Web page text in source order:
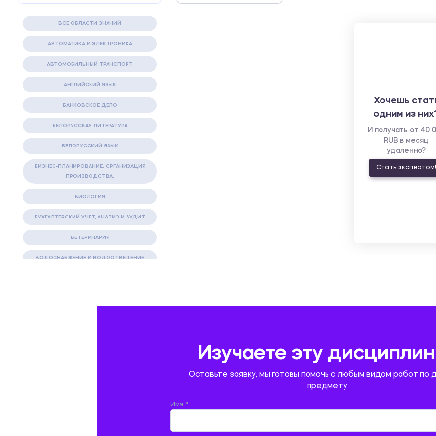
ВСЕ ОБЛАСТИ ЗНАНИЙ
АВТОМАТИКА И ЭЛЕКТРОНИКА
АВТОМОБИЛЬНЫЙ ТРАНСПОРТ
АНГЛИЙСКИЙ ЯЗЫК
БАНКОВСКОЕ ДЕЛО
БЕЛОРУССКАЯ ЛИТЕРАТУРА
БЕЛОРУССКИЙ ЯЗЫК
БИЗНЕС-ПЛАНИРОВАНИЕ. ОРГАНИЗАЦИЯ
ПРОИЗВОДСТВА.
БИОЛОГИЯ
БУХГАЛТЕРСКИЙ УЧЕТ, АНАЛИЗ И АУДИТ
ВЕТЕРИНАРИЯ
ВОДОСНАБЖЕНИЕ И ВОДООТВЕДЕНИЕ
Хочешь
одним из
И получать от 40
RUB в месяц
удаленно?
Стать экспертом!
Изучаете эту
Оставьте заявку, мы готовы помочь с любым видом работ по
предмету
Имя *